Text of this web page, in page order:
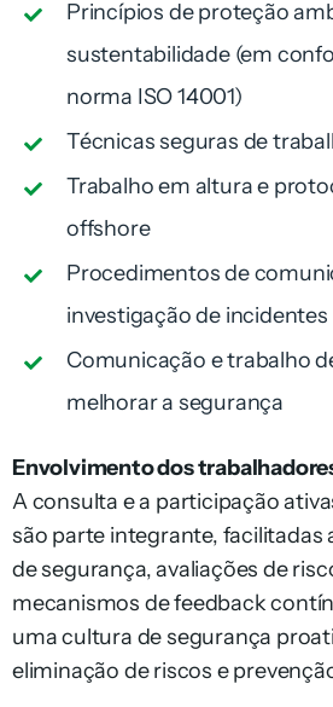
Princípios de proteção
sustentabilidade (em
norma ISO 14001)
Técnicas seguras de
Trabalho em altura e
offshore
Procedimentos de
investigação de incidentes
Comunicação e trabalho
melhorar a segurança
Envolvimento dos
A consulta e a participação
são parte integrante, facilitadas
de segurança, avaliações de
mecanismos de feedback
uma cultura de segurança
eliminação de riscos e